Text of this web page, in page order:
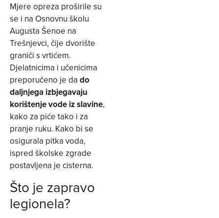
Mjere opreza proširile su
se i na Osnovnu školu
Augusta Šenoe na
Trešnjevci, čije dvorište
graniči s vrtićem.
Djelatnicima i učenicima
preporučeno je da do
daljnjega izbjegavaju
korištenje vode iz slavine,
kako za piće tako i za
pranje ruku. Kako bi se
osigurala pitka voda,
ispred školske zgrade
postavljena je cisterna.
Što je zapravo
legionela?